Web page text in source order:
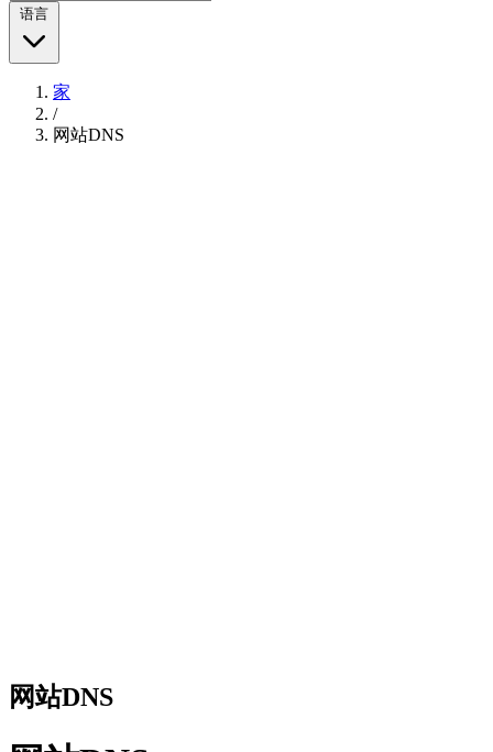
语言
家
/
网站DNS
网站DNS